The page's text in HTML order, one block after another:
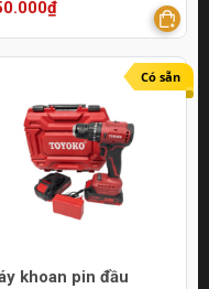
Có sẵn
khoan pin đầu